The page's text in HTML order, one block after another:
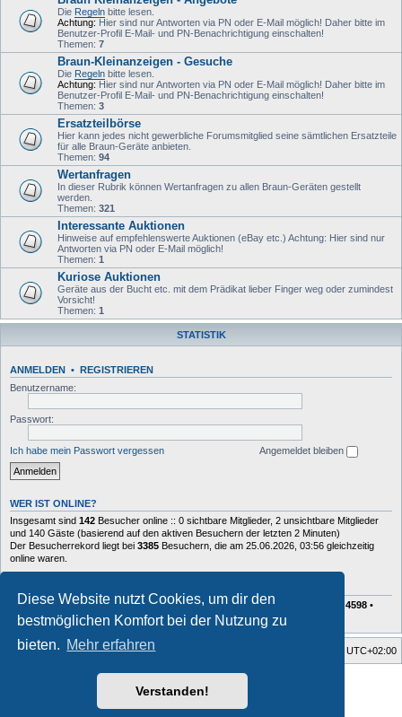
Diese Website nutzt Cookies, um dir den
bestmöglichen Komfort bei der Nutzung zu
bieten. Mehr erfahren
Verstanden!
Die Regeln bitte lesen.
Achtung: Hier sind nur Antworten via PN oder E-Mail möglich! Daher bitte im
Benutzer-Profil E-Mail- und PN-Benachrichtigung einschalten!
Themen: 7
Braun-Kleinanzeigen - Gesuche
Die Regeln bitte lesen.
Achtung: Hier sind nur Antworten via PN oder E-Mail möglich! Daher bitte im
Benutzer-Profil E-Mail- und PN-Benachrichtigung einschalten!
Themen: 3
Ersatzteilbörse
Hier kann jedes nicht gewerbliche Forumsmitglied seine sämtlichen Ersatzteile
für alle Braun-Geräte anbieten.
Themen: 94
Wertanfragen
In dieser Rubrik können Wertanfragen zu allen Braun-Geräten gestellt
werden.
Themen: 321
Interessante Auktionen
Hinweise auf empfehlenswerte Auktionen (eBay etc.) Achtung: Hier sind nur
Antworten via PN oder E-Mail möglich!
Themen: 1
Kuriose Auktionen
Geräte aus der Bucht etc. mit dem Prädikat lieber Finger weg oder zumindest
Vorsicht!
Themen: 1
STATISTIK
ANMELDEN • REGISTRIEREN
Benutzername:
Passwort:
Ich habe mein Passwort vergessen Angemeldet bleiben
WER IST ONLINE?
Insgesamt sind 142 Besucher online :: 0 sichtbare Mitglieder, 2 unsichtbare Mitglieder
und 140 Gäste (basierend auf den aktiven Besuchern der letzten 2 Minuten)
Der Besucherrekord liegt bei 3385 Besuchern, die am 25.06.2026, 03:56 gleichzeitig
online waren.
Beiträge insgesamt72629• Themen insgesamt10408• Mitglieder insgesamt 4598 •
Unser neuestes Mitglied:Charlie
Foren-Übersicht UTC+02:00
forum tricolor tv
Powered byphpBB® Forum Software © phpBB Limited
phpBB.de